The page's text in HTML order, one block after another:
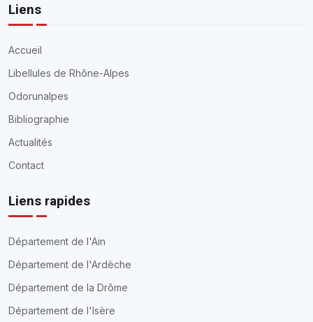
Liens
Accueil
Libellules de Rhône-Alpes
Odorunalpes
Bibliographie
Actualités
Contact
Liens rapides
Département de l'Ain
Département de l'Ardèche
Département de la Drôme
Département de l'Isère